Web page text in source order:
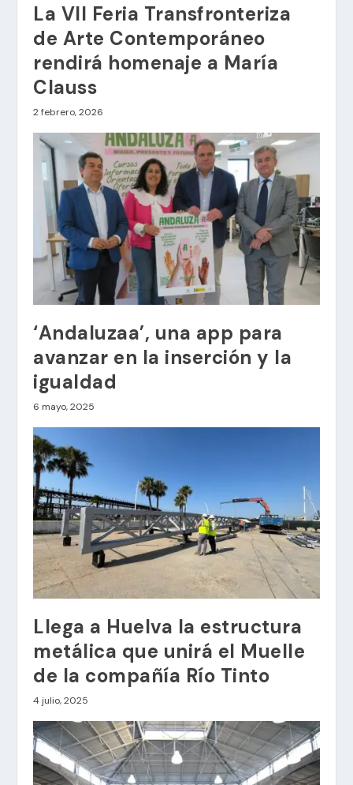
La VII Feria Transfronteriza
de Arte Contemporáneo
rendirá homenaje a María
Clauss
2 febrero, 2026
‘Andaluzaa’, una app para
avanzar en la inserción y la
igualdad
6 mayo, 2025
Llega a Huelva la estructura
metálica que unirá el Muelle
de la compañía Río Tinto
4 julio, 2025